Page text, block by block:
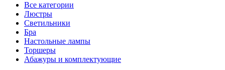
Все категории
Люстры
Светильники
Бра
Настольные лампы
Торшеры
Абажуры и комплектующие